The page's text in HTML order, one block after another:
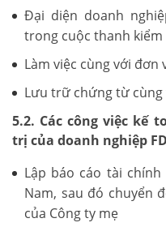
Đại diện doanh
trong cuộc thanh kiểm
Làm việc cùng với
Lưu trữ chứng từ cùng
5.2. Các công việc kế
trị của doanh nghiệp
Lập báo cáo tài
Nam, sau đó chuyển
của Công ty mẹ